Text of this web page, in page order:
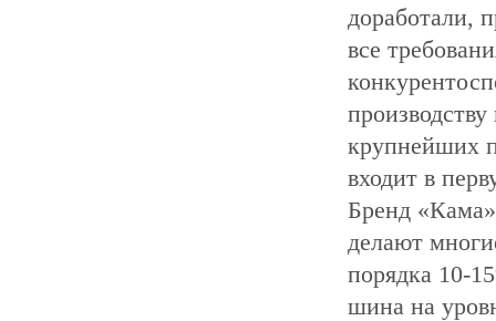
доработали,
все
крупнейших
входит в
Бренд
делают
порядка 10-
шина на